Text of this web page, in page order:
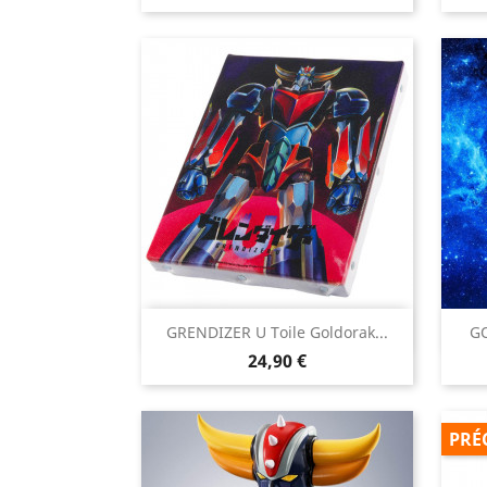
GRENDIZER U Toile Goldorak...
Prix
24,90 €
Aperçu rapide